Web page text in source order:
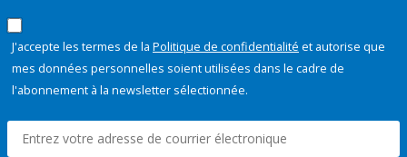
J'accepte les termes de la Politique de confidentialité et autorise que
mes données personnelles soient utilisées dans le cadre de
l'abonnement à la newsletter sélectionnée.